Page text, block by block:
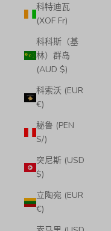
科特迪瓦
(XOF Fr)
科科斯（基
林）群岛
(AUD $)
科索沃 (EUR
€)
秘鲁 (PEN
S/)
突尼斯 (USD
$)
立陶宛 (EUR
€)